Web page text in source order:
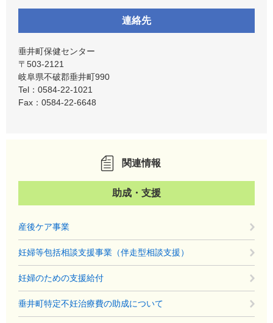
連絡先
垂井町保健センター
〒503-2121
岐阜県不破郡垂井町990
Tel：0584-22-1021
Fax：0584-22-6648
関連情報
助成・支援
産後ケア事業
妊婦等包括相談支援事業（伴走型相談支援）
妊婦のための支援給付
垂井町特定不妊治療費の助成について